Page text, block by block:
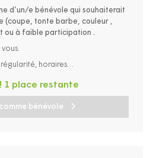
d’un/e bénévole qui souhaiterait
(coupe, tonte barbe, couleur ,
ou à faible participation .
horaires…
bénévole
1 place restante